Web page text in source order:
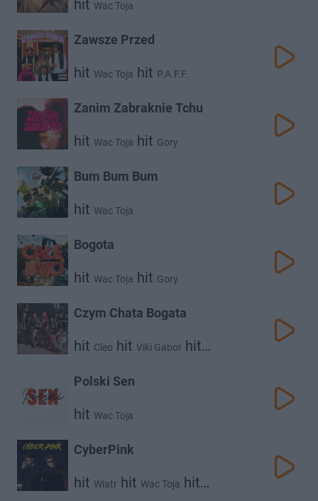
hit Wac Toja
Zawsze Przed
hit Wac Toja hit P.A.F.F.
Zanim Zabraknie Tchu
hit Wac Toja hit Gory
Bum Bum Bum
hit Wac Toja
Bogota
hit Wac Toja hit Gory
Czym Chata Bogata
hit Cleo hit Viki Gabor hit
Donatan
Polski Sen
hit Wac Toja
CyberPink
hit Wiatr hit Wac Toja hit